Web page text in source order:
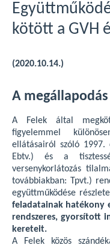
kötött a GVH
(2020.10.14.)
A
A Felek által
figyelemmel
ellátásairól szóló 1997.
Ebtv.) és a
versenykorlátozás
továbbiakban: Tpvt.)
együttműködése
feladatainak hatékony
rendszeres, gyorsított
kereteit.
A Felek közös